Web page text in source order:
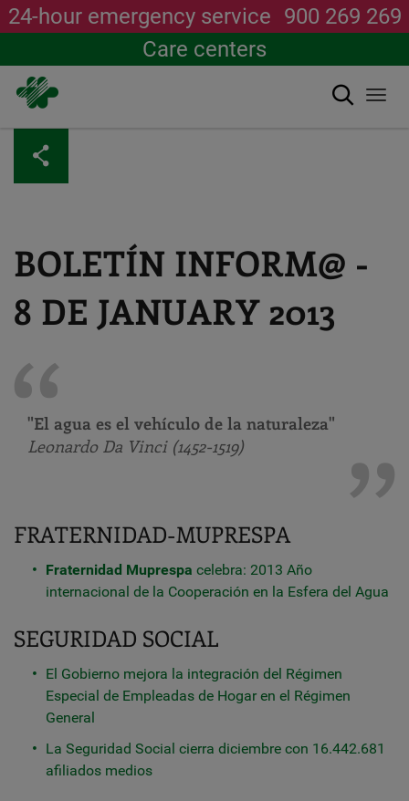
content
24-hour emergency service 900 269 269
Care centers
Search
BOLETÍN INFORM@ -
8 DE JANUARY 2013
"El agua es el vehículo de la naturaleza"
Leonardo Da Vinci (1452-1519)
FRATERNIDAD-MUPRESPA
Fraternidad Muprespa celebra: 2013 Año
internacional de la Cooperación en la Esfera del Agua
SEGURIDAD SOCIAL
El Gobierno mejora la integración del Régimen
Especial de Empleadas de Hogar en el Régimen
General
La Seguridad Social cierra diciembre con 16.442.681
afiliados medios